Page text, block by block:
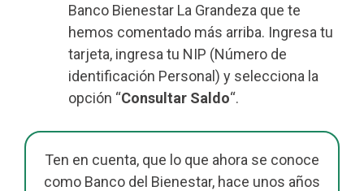
Banco Bienestar La Grandeza que te
hemos comentado más arriba. Ingresa tu
tarjeta, ingresa tu NIP (Número de
identificación Personal) y selecciona la
opción “Consultar Saldo“.
Ten en cuenta, que lo que ahora se conoce
como Banco del Bienestar, hace unos años